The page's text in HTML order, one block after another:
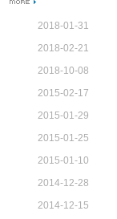
2018-01-31
2018-02-21
2018-10-08
2015-02-17
2015-01-29
2015-01-25
2015-01-10
2014-12-28
2014-12-15